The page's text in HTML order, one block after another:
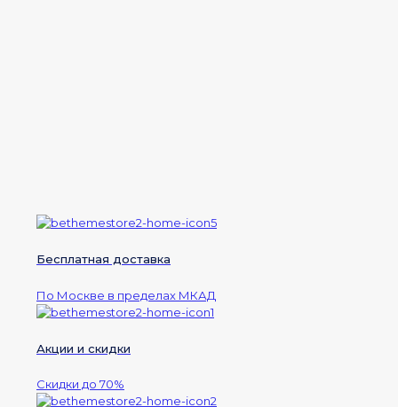
Бесплатная доставка
По Москве в пределах МКАД
Акции и скидки
Скидки до 70%